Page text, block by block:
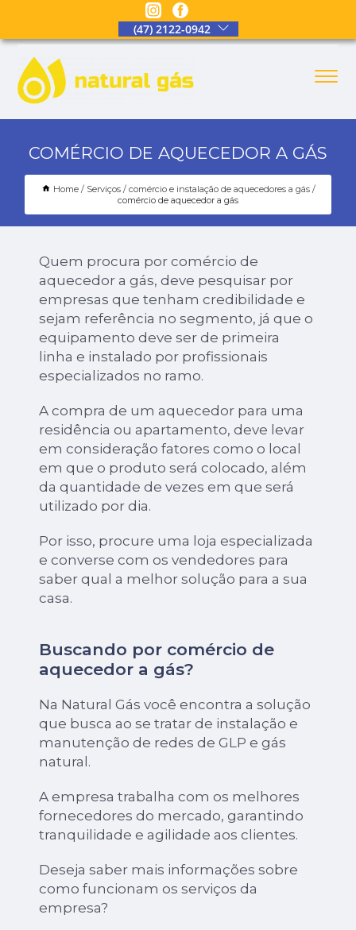
(47) 2122-0942
COMÉRCIO DE AQUECEDOR A GÁS
Home Serviços
comércio e instalação de aquecedores a gás
comércio de aquecedor a gás
Quem procura por comércio de
aquecedor a gás, deve pesquisar por
empresas que tenham credibilidade e
sejam referência no segmento, já que o
equipamento deve ser de primeira
linha e instalado por profissionais
especializados no ramo.
A compra de um aquecedor para uma
residência ou apartamento, deve levar
em consideração fatores como o local
em que o produto será colocado, além
da quantidade de vezes em que será
utilizado por dia.
Por isso, procure uma loja especializada
e converse com os vendedores para
saber qual a melhor solução para a sua
casa.
Buscando por comércio de
aquecedor a gás?
Na Natural Gás você encontra a solução
que busca ao se tratar de instalação e
manutenção de redes de GLP e gás
natural.
A empresa trabalha com os melhores
fornecedores do mercado, garantindo
tranquilidade e agilidade aos clientes.
Deseja saber mais informações sobre
como funcionam os serviços da
empresa?